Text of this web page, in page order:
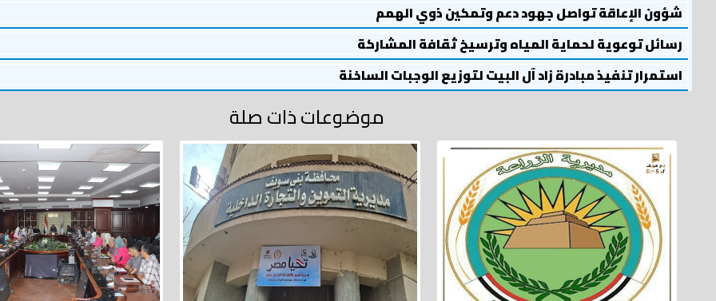
شؤون الإعاقة تواصل جهود دعم وتمكين ذوي الهمم
رسائل توعوية لحماية المياه وترسيخ ثقافة المشاركة
استمرار تنفيذ مبادرة زاد آل البيت لتوزيع الوجبات الساخنة
موضوعات ذات صلة